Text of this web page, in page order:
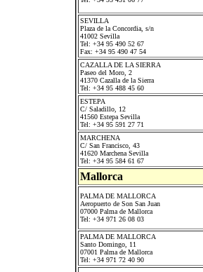
SEVILLA
Plaza de la Concordia, s/n
41002 Sevilla
Tel: +34 95 490 52 67
Fax: +34 95 490 47 54
CAZALLA DE LA SIERRA
Paseo del Moro, 2
41370 Cazalla de la Sierra
Tel: +34 95 488 45 60
ESTEPA
C/ Saladillo, 12
41560 Estepa Sevilla
Tel: +34 95 591 27 71
MARCHENA
C/ San Francisco, 43
41620 Marchena Sevilla
Tel: +34 95 584 61 67
Mallorca
PALMA DE MALLORCA
Aeropuerto de Son San Juan
07000 Palma de Mallorca
Tel: +34 971 26 08 03
PALMA DE MALLORCA
Santo Domingo, 11
07001 Palma de Mallorca
Tel: +34 971 72 40 90